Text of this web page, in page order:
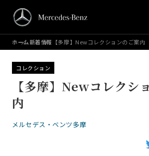
ホーム新着情報 【多摩】Newコレクションのご案内
コレクション
【多摩】Newコレクシ
内
メルセデス・ベンツ多摩